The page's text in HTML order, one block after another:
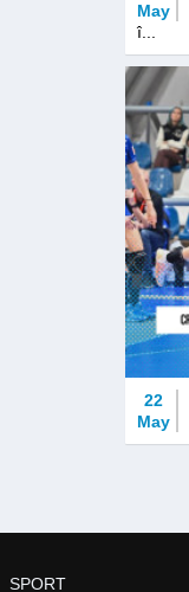
May
î...
22
May
SPORT